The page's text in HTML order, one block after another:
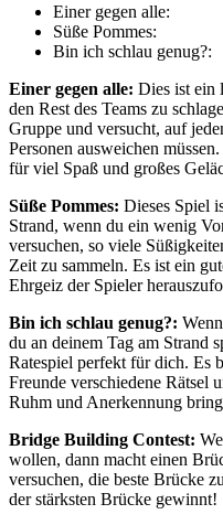
Einer gegen alle:
Süße Pommes:
Bin ich schlau genug?:
Einer gegen alle: Dies ist ein
den Rest des Teams zu
Gruppe und versucht, auf
Personen ausweichen
für viel Spaß und großes
Süße Pommes: Dieses Spiel
Strand, wenn du ein wenig
versuchen, so viele
Zeit zu sammeln. Es ist ein
Ehrgeiz der Spieler
Bin ich schlau genug?:
du an deinem Tag am Strand
Ratespiel perfekt für dich. Es
Freunde verschiedene Rätsel
Ruhm und Anerkennung
Bridge Building Contest:
wollen, dann macht einen
versuchen, die beste Brücke
der stärksten Brücke gewinnt!